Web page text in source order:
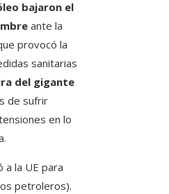
bajaron el
ante la
provocó la
sanitarias
del gigante
de sufrir
en lo
a la UE para
petroleros).